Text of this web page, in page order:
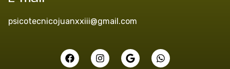
psicotecnicojuanxxiii@gmail.com